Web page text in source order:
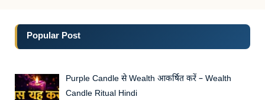
Popular Post
Purple Candle से Wealth आकर्षित करें – Wealth
Candle Ritual Hindi